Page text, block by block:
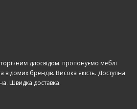
длосвідом. пропонуємо меблі
відомих брендів. Висока якість. Доступна
Швидка доставка.